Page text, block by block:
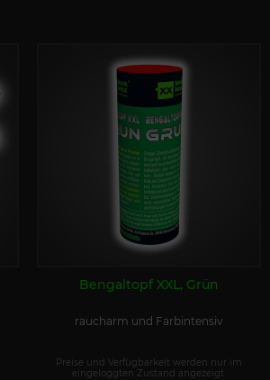
Bengaltopf XXL, Grün
raucharm und Farbintensiv
Preise und Verfügbarkeit werden nur im
eingeloggten Zustand angezeigt.